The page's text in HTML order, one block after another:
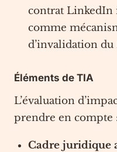
contrat LinkedIn
comme
d’invalidation du
Éléments de TIA
L’évaluation
prendre en compte
Cadre juridique